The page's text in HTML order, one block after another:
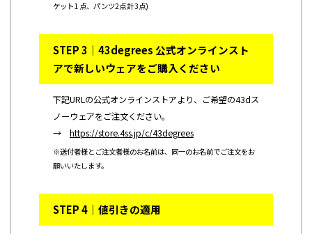
ケット1 点、パンツ2点 計3点)
STEP 3｜43degrees 公式オンラインスト
アで新しいウェアをご購入ください
下記URLの公式オンラインストアより、ご希望の43dス
ノーウェアをご注文ください。
→ https://store.4ss.jp/c/43degrees
※送付者様とご注文者様のお名前は、同一のお名前でご注文をお
願いいたします。
STEP 4｜値引きの適用